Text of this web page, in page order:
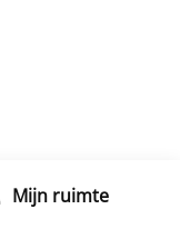
Mijn ruimte